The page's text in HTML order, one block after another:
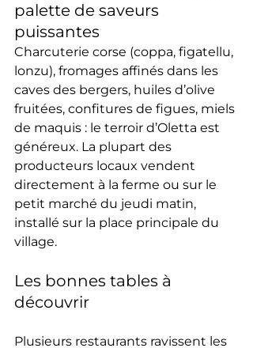
palette de saveurs
puissantes
Charcuterie corse (coppa, figatellu,
lonzu), fromages affinés dans les
caves des bergers, huiles d’olive
fruitées, confitures de figues, miels
de maquis : le terroir d’Oletta est
généreux. La plupart des
producteurs locaux vendent
directement à la ferme ou sur le
petit marché du jeudi matin,
installé sur la place principale du
village.
Les bonnes tables à
découvrir
Plusieurs restaurants ravissent les